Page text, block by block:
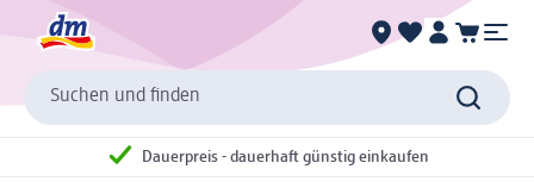
Suchen und finden
Dauerpreis - dauerhaft günstig einkaufen